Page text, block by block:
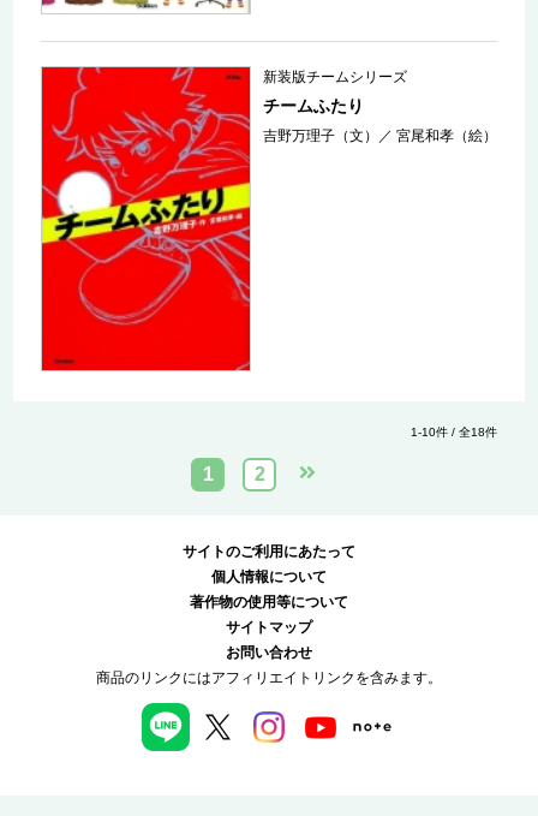
新装版チームシリーズ
チームふたり
吉野万理子（文） ／宮尾和孝（絵）
1-10件 / 全18件
1 2
サイトのご利用にあたって
個人情報について
著作物の使用等について
サイトマップ
お問い合わせ
商品のリンクにはアフィリエイトリンクを含みます。